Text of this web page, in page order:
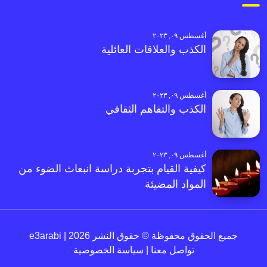
أغسطس ٠٩, ٢٠٢٣
الكذب والعلاقات العائلية
أغسطس ٠٩, ٢٠٢٣
الكذب والتفاهم الثقافي
أغسطس ٠٩, ٢٠٢٣
كيفية القيام بتجربة دراسة انبعاث الضوء من
المواد المضيئة
جميع الحقوق محفوظة © حقوق النشر 2026 | e3arabi
تواصل معنا
سياسة الخصوصية